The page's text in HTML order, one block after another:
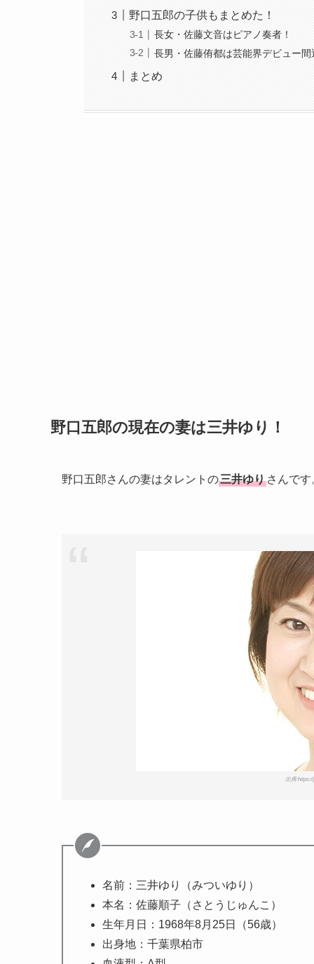
野口五郎の子供もまとめた！
長女・佐藤文音はピアノ奏者！
長男・佐藤侑都は芸能界デビュー間
まとめ
野口五郎の現在の妻は三井ゆり！
野口五郎さんの妻はタレントの三井ゆり さんです
出典
名前：三井ゆり（みついゆり）
本名：佐藤順子（さとうじゅんこ）
生年月日：1968年8月25日（56歳）
出身地：千葉県柏市